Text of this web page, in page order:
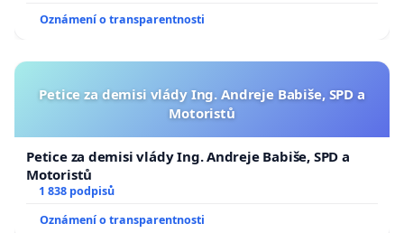
Oznámení o transparentnosti
Petice za demisi vlády Ing. Andreje Babiše, SPD a
Motoristů
Petice za demisi vlády Ing. Andreje Babiše, SPD a
Motoristů
1 838 podpisů
Oznámení o transparentnosti